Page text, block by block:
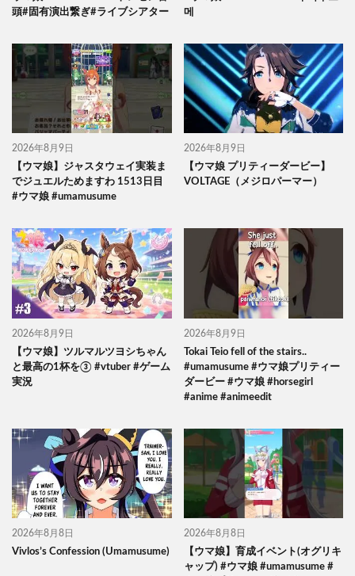
頭#固有演出繋ぎ#ライブシアター
메
2026年8月9日
【ウマ娘】ジャスタウェイ実装ま
でジュエルためますわ 1513日目
#ウマ娘 #umamusume
2026年8月9日
【ウマ娘 プリティーダービー】
VOLTAGE（メジロパーマー）
2026年8月9日
【ウマ娘】ツルマルツヨシちゃん
と最高の1杯を③ #vtuber #ゲーム
実況
2026年8月9日
Tokai Teio fell of the stairs..
#umamusume #ウマ娘プリティー
ダービー #ウマ娘 #horsegirl
#anime #animeedit
2026年8月8日
Vivlos’s Confession (Umamusume)
2026年8月8日
【ウマ娘】育成イベント(オグリキ
ャップ) #ウマ娘 #umamusume #